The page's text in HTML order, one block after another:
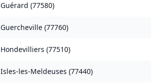
Guérard (77580)
Guercheville (77760)
Hondevilliers (77510)
Isles-les-Meldeuses (77440)